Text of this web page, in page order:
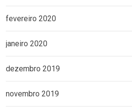
fevereiro 2020
janeiro 2020
dezembro 2019
novembro 2019